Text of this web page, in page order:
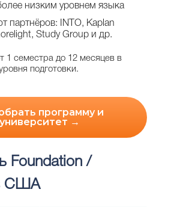
низким уровнем языка
партнёров: INTO, Kaplan
Study Group и др.
1 семестра до 12 месяцев в
подготовки.
программу и
университет →
Foundation /
США